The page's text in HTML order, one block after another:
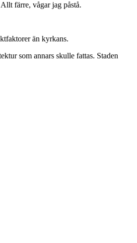
färre, vågar jag påstå.
än kyrkans.
som annars skulle fattas. Staden